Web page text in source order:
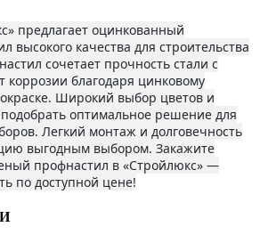
предлагает оцинкованный
высокого качества для строительства
сочетает прочность стали с
благодаря цинковому
Широкий выбор цветов и
оптимальное решение для
Легкий монтаж и долговечность
выгодным выбором. Закажите
профнастил в «Стройлюкс» —
по доступной цене!